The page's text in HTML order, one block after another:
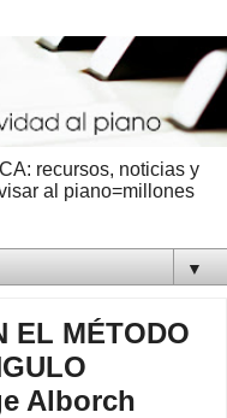
recursos, noticias y
al piano=millones
▼
EL MÉTODO
Alborch